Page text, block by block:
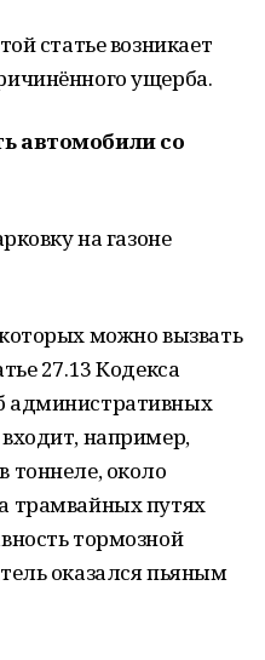
статье возникает
ущерба.
автомобили со
на газоне
можно вызвать
27.13 Кодекса
административных
например,
тоннеле, около
трамвайных путях
тормозной
оказался пьяным